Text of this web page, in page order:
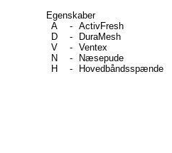
Egenskaber
A
-
ActivFresh
D
-
DuraMesh
V
-
Ventex
N
-
Næsepude
H
- Hovedbåndsspænde